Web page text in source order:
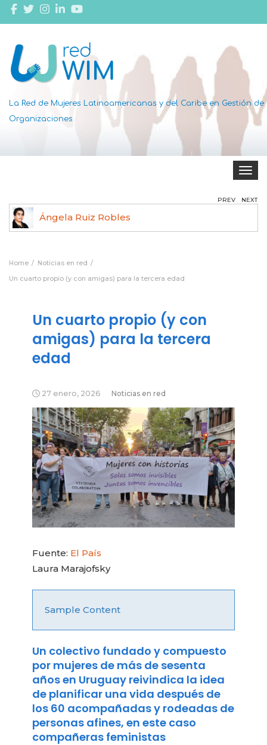
La Red de Mujeres Latinoamericanas y del Caribe en Gestión de
Organizaciones
Toggle
Ángela Ruiz Robles
PREV NEXT
Home
Noticias en red
Un cuarto propio (y con amigas) para la tercera edad
Un cuarto propio (y con
amigas) para la tercera
edad
27 enero, 2026 Noticias en red
Fuente: El País
Laura Marajofsky
Sample Content
Un colectivo fundado y compuesto
por mujeres de más de sesenta
años en Uruguay reivindica la idea
de planificar una vida después de
los 60 acompañadas y rodeadas de
personas afines, en este caso
compañeras feministas